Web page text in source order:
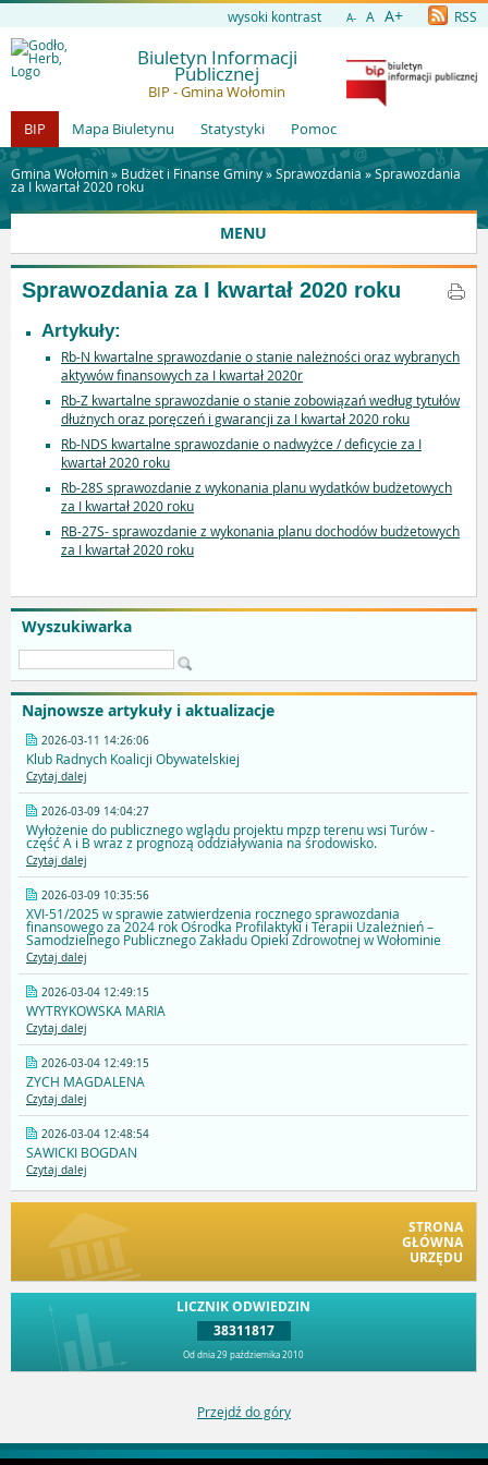
wysoki kontrast A- A A+ RSS
Biuletyn Informacji
Publicznej
BIP - Gmina Wołomin
BIP
Mapa Biuletynu Statystyki Pomoc
Gmina Wołomin » Budżet i Finanse Gminy»Sprawozdania»Sprawozdania
za I kwartał 2020 roku
MENU
Wyszukiwarka
Najnowsze artykuły i aktualizacje
2026-03-11 14:26:06
Klub Radnych Koalicji Obywatelskiej
Czytaj dalej
2026-03-09 14:04:27
Wyłożenie do publicznego wglądu projektu mpzp terenu wsi Turów -
część A i B wraz z prognozą oddziaływania na środowisko.
Czytaj dalej
2026-03-09 10:35:56
XVI-51/2025 w sprawie zatwierdzenia rocznego sprawozdania
finansowego za 2024 rok Ośrodka Profilaktyki i Terapii Uzależnień –
Samodzielnego Publicznego Zakładu Opieki Zdrowotnej w Wołominie
Czytaj dalej
2026-03-04 12:49:15
WYTRYKOWSKA MARIA
Czytaj dalej
2026-03-04 12:49:15
ZYCH MAGDALENA
Czytaj dalej
2026-03-04 12:48:54
SAWICKI BOGDAN
Czytaj dalej
STRONA
GŁÓWNA
URZĘDU
LICZNIK ODWIEDZIN
38311817
Od dnia 29 października 2010
Sprawozdania za I kwartał 2020 roku
Artykuły:
Rb-N kwartalne sprawozdanie o stanie należności oraz wybranych
aktywów finansowych za I kwartał 2020r
Rb-Z kwartalne sprawozdanie o stanie zobowiązań według tytułów
dłużnych oraz poręczeń i gwarancji za I kwartał 2020 roku
Rb-NDS kwartalne sprawozdanie o nadwyżce / deficycie za I
kwartał 2020 roku
Rb-28S sprawozdanie z wykonania planu wydatków budżetowych
za I kwartał 2020 roku
RB-27S- sprawozdanie z wykonania planu dochodów budżetowych
za I kwartał 2020 roku
Przejdź do góry